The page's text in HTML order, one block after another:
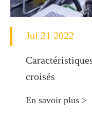
Jul 21 2022
croisés
En savoir plus >